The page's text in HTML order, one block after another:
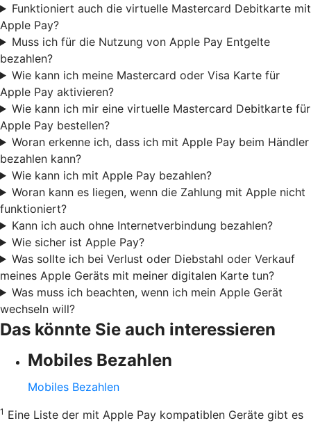
Funktioniert auch die virtuelle Mastercard Debitkarte mit
Apple Pay?
Muss ich für die Nutzung von Apple Pay Entgelte
bezahlen?
Wie kann ich meine Mastercard oder Visa Karte für
Apple Pay aktivieren?
Wie kann ich mir eine virtuelle Mastercard Debitkarte für
Apple Pay bestellen?
Woran erkenne ich, dass ich mit Apple Pay beim Händler
bezahlen kann?
Wie kann ich mit Apple Pay bezahlen?
Woran kann es liegen, wenn die Zahlung mit Apple nicht
funktioniert?
Kann ich auch ohne Internetverbindung bezahlen?
Wie sicher ist Apple Pay?
Was sollte ich bei Verlust oder Diebstahl oder Verkauf
meines Apple Geräts mit meiner digitalen Karte tun?
Was muss ich beachten, wenn ich mein Apple Gerät
wechseln will?
Das könnte Sie auch interessieren
Mobiles Bezahlen
Mobiles Bezahlen
1 Eine Liste der mit Apple Pay kompatiblen Geräte gibt es